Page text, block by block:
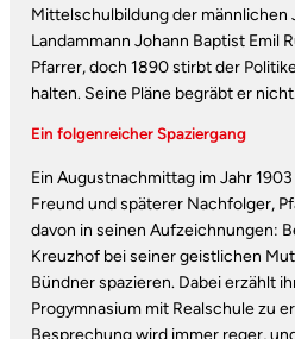
Mittelschulbildung der männlichen
Landammann Johann Baptist
Pfarrer, doch 1890 stirbt der
halten. Seine Pläne begräbt er
Ein folgenreicher Spaziergang
Ein Augustnachmittag im Jahr
Freund und späterer Nachfolger,
davon in seinen Aufzeichnungen:
Kreuzhof bei seiner geistlichen
Bündner spazieren. Dabei erzählt
Progymnasium mit Realschule zu
Besprechung wird immer reger,